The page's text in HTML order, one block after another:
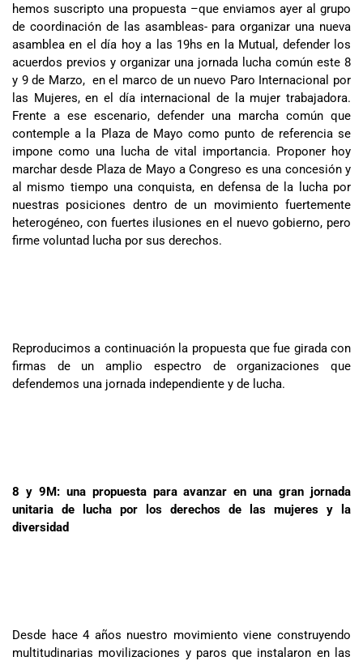
hemos suscripto una propuesta –que enviamos ayer al grupo
de coordinación de las asambleas- para organizar una nueva
asamblea en el día hoy a las 19hs en la Mutual, defender los
acuerdos previos y organizar una jornada lucha común este 8
y 9 de Marzo, en el marco de un nuevo Paro Internacional por
las Mujeres, en el día internacional de la mujer trabajadora.
Frente a ese escenario, defender una marcha común que
contemple a la Plaza de Mayo como punto de referencia se
impone como una lucha de vital importancia. Proponer hoy
marchar desde Plaza de Mayo a Congreso es una concesión y
al mismo tiempo una conquista, en defensa de la lucha por
nuestras posiciones dentro de un movimiento fuertemente
heterogéneo, con fuertes ilusiones en el nuevo gobierno, pero
firme voluntad lucha por sus derechos.
Reproducimos a continuación la propuesta que fue girada con
firmas de un amplio espectro de organizaciones que
defendemos una jornada independiente y de lucha.
8 y 9M: una propuesta para avanzar en una gran jornada
unitaria de lucha por los derechos de las mujeres y la
diversidad
Desde hace 4 años nuestro movimiento viene construyendo
multitudinarias movilizaciones y paros que instalaron en las